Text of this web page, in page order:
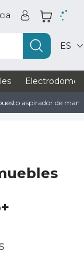
ES
aspirador de mano